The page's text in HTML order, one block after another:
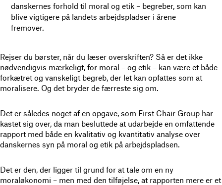
danskernes forhold til moral og etik – begreber, som kan
blive vigtigere på landets arbejdspladser i årene
fremover.
Rejser du børster, når du læser overskriften? Så er det ikke
nødvendigvis mærkeligt, for moral – og etik – kan være et både
forkætret og vanskeligt begreb, der let kan opfattes som at
moralisere. Og det bryder de færreste sig om.
Det er således noget af en opgave, som First Chair Group har
kastet sig over, da man besluttede at udarbejde en omfattende
rapport med både en kvalitativ og kvantitativ analyse over
danskernes syn på moral og etik på arbejdspladsen.
Det er den, der ligger til grund for at tale om en ny
moraløkonomi – men med den tilføjelse, at rapporten mere er et